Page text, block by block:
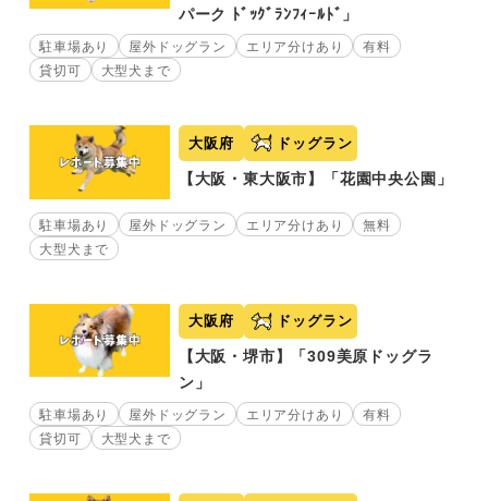
パーク ﾄﾞｯｸﾞﾗﾝﾌｨｰﾙﾄﾞ」
駐車場あり 屋外ドッグラン エリア分けあり
有料
貸切可
大型犬まで
大阪府 ドッグラン
【大阪・東大阪市】「花園中央公園」
駐車場あり 屋外ドッグラン エリア分けあり
無料
大型犬まで
大阪府 ドッグラン
【大阪・堺市】「309美原ドッグラ
ン」
駐車場あり 屋外ドッグラン エリア分けあり
有料
貸切可
大型犬まで